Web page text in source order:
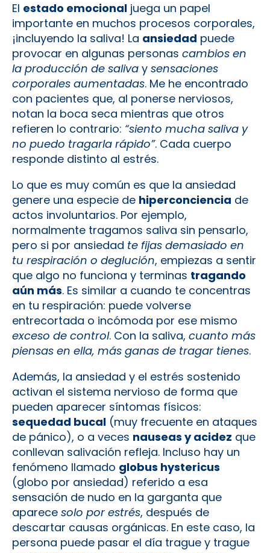
El estado emocional juega un papel
importante en muchos procesos corporales,
¡incluyendo la saliva! La ansiedad puede
provocar en algunas personas cambios en
la producción de saliva y sensaciones
corporales aumentadas. Me he encontrado
con pacientes que, al ponerse nerviosos,
notan la boca seca mientras que otros
refieren lo contrario: “siento mucha saliva y
no puedo tragarla rápido”. Cada cuerpo
responde distinto al estrés.
Lo que es muy común es que la ansiedad
genere una especie de hiperconciencia de
actos involuntarios. Por ejemplo,
normalmente tragamos saliva sin pensarlo,
pero si por ansiedad te fijas demasiado en
tu respiración o deglución, empiezas a sentir
que algo no funciona y terminas tragando
aún más. Es similar a cuando te concentras
en tu respiración: puede volverse
entrecortada o incómoda por ese mismo
exceso de control. Con la saliva, cuanto más
piensas en ella, más ganas de tragar tienes.
Además, la ansiedad y el estrés sostenido
activan el sistema nervioso de forma que
pueden aparecer síntomas físicos:
sequedad bucal (muy frecuente en ataques
de pánico), o a veces nauseas y acidez que
conllevan salivación refleja. Incluso hay un
fenómeno llamado globus hystericus
(globo por ansiedad) referido a esa
sensación de nudo en la garganta que
aparece solo por estrés, después de
descartar causas orgánicas​. En este caso, la
persona puede pasar el día trague y trague